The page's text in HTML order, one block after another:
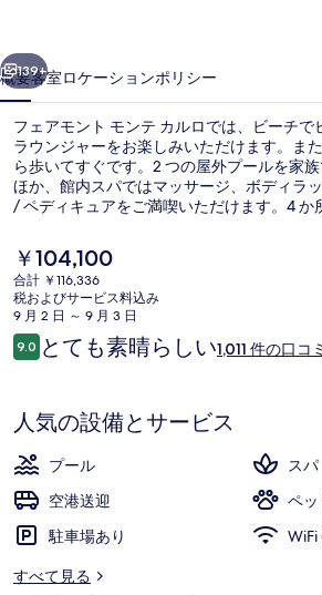
ン
テ
カ
ル
ロ
の
写
真
ギ
ラ
リ
ー
次へ
139+
概要客室ロケーションポリシー
フェアモント モンテ カルロでは、ビーチで
ラウンジャーをお楽しみいただけます。ま
ら歩いてすぐです。2 つの屋外プールを家
ほか、館内スパではマッサージ、ボディラ
/ ペディキュアをご満喫いただけます。4 か
食、ランチ、およびディナーをお召し上が
備には 4 か所のバー / ラウンジ、ルーフト
ルサイドバーがあります。親切なスタッフ
の高い評価を得ています。
現
在
の
料
金
は
す
￥104,100
合計 ￥116,336
税およびサービス料込み
9 月 2 日 ～ 9 月 3 日
口
コ
9.010段階中9.0
とても素晴らしい1,011 件の口
人気の設備とサービス
プール
スパ
空港送迎
ペ
駐車場あり
WiFi
すべて見る